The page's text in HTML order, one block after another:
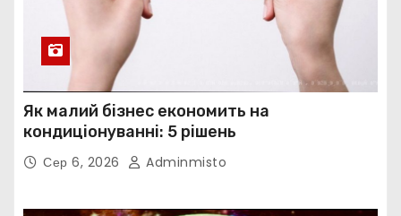
Як малий бізнес економить на
кондиціонуванні: 5 рішень
Сер 6, 2026 Adminmisto